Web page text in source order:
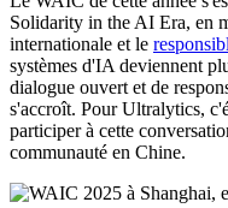
Solidarity in the AI Era, en
internationale et le
systèmes d'IA deviennent
dialogue ouvert et de
s'accroît. Pour Ultralytics,
participer à cette
communauté en Chine.